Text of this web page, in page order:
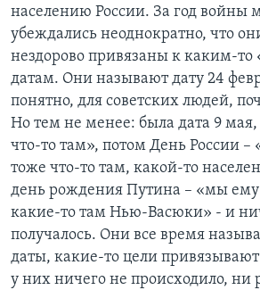
населению России. За год войны
убеждались неоднократно, что
нездорово привязаны к каким-то
датам. Они называют дату 24
понятно, для советских людей,
Но тем не менее: была дата 9
что-то там», потом День России
тоже что-то там, какой-то
день рождения Путина – «мы
какие-то там Нью-Васюки» - и
получалось. Они все время
даты, какие-то цели
у них ничего не происходило, ни